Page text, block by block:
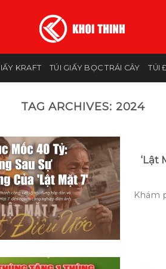
KRAFT TÚI GIẤY BỌC TRÁI CÂY TÚI
TAG ARCHIVES: 2024
‘Lật
Khám